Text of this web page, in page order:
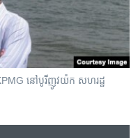
នៅ​បូរី​ញូវយ៉ក សហរដ្ឋ​